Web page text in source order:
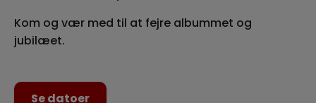
Kom og vær med til at fejre albummet og
jubilæet.
Se datoer